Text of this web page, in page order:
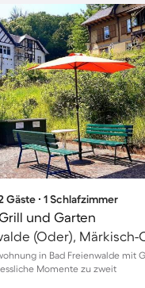
Gäste ∙ 1 Schlafzimmer
und Garten
in Bad Freienwalde mit
Momente zu zweit